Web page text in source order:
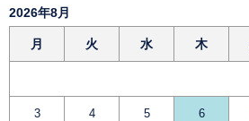
2026年8月
月 火 水 木
3 4 5 6